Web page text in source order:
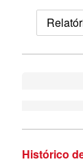
Histórico